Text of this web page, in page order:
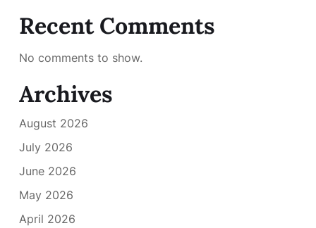
Recent Comments
No comments to show.
Archives
August 2026
July 2026
June 2026
May 2026
April 2026